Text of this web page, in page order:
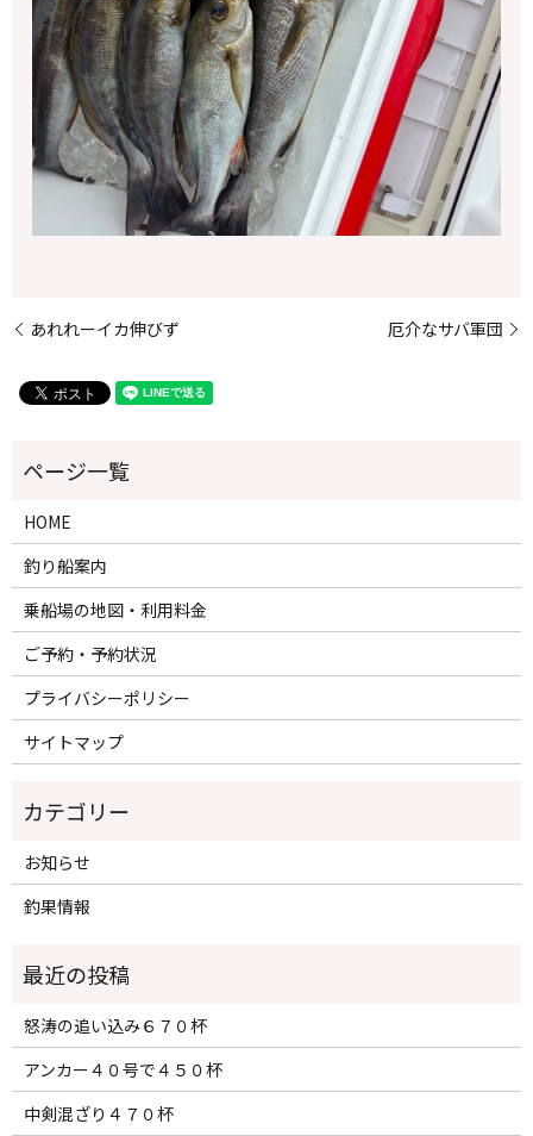
あれれーイカ伸びず 厄介なサバ軍団
HOME
釣り船案内
乗船場の地図・利用料金
ご予約・予約状況
プライバシーポリシー
サイトマップ
カテゴリー
お知らせ
釣果情報
怒涛の追い込み６７０杯
アンカー４０号で４５０杯
中剣混ざり４７０杯